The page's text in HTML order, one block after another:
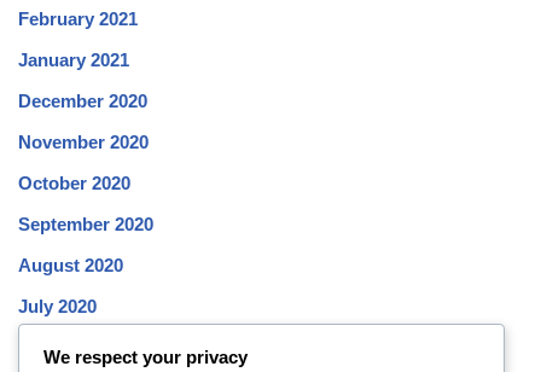
February 2021
January 2021
December 2020
November 2020
October 2020
September 2020
August 2020
July 2020
June 2020
We respect your privacy